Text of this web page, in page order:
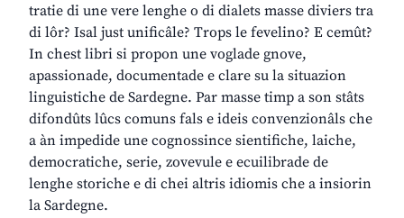
tratie di une vere lenghe o di dialets masse diviers tra
di lôr? Isal just unificâle? Trops le fevelino? E cemût?
In chest libri si propon une voglade gnove,
apassionade, documentade e clare su la situazion
linguistiche de Sardegne. Par masse timp a son stâts
difondûts lûcs comuns fals e ideis convenzionâls che
a àn impedide une cognossince sientifiche, laiche,
democratiche, serie, zovevule e ecuilibrade de
lenghe storiche e di chei altris idiomis che a insiorin
la Sardegne.